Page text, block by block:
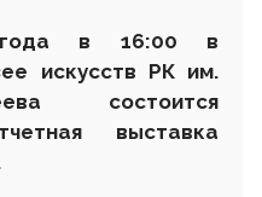
в 16:00 в
искусств РК им.
состоится
выставка